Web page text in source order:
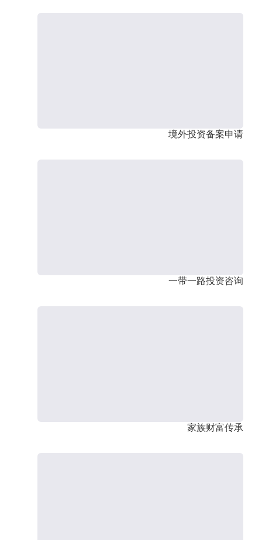
境外投资备案申请
一带一路投资咨询
家族财富传承